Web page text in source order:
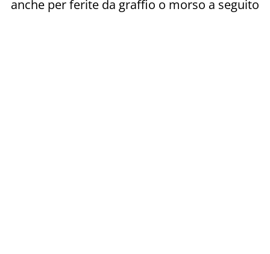
anche per ferite da graffio o morso a seguito